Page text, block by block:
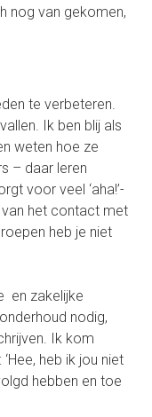
nog van gekomen,
te verbeteren.
Ik ben blij als
weten hoe ze
– daar leren
voor veel ‘aha!’-
het contact met
heb je niet
en zakelijke
nodig,
Ik kom
heb ik jou niet
hebben en toe